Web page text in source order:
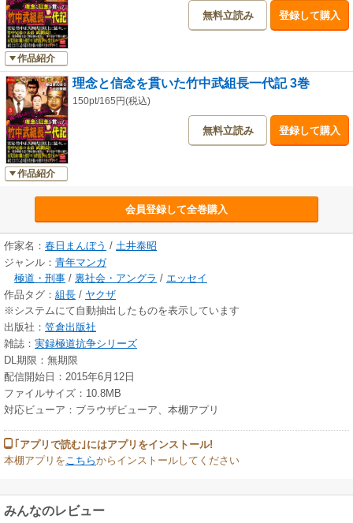
作品紹介
無料立読み 登録して購入
作品紹介
理念と信念を貫いた竹中武組長一代記 3巻
150pt/165円(税込)
無料立読み 登録して購入
会員登録して全巻購入
作家名： 春日まんぼう / 土井泰昭
ジャンル： 青年マンガ
極道・刑事 / 裏社会・アングラ / エッセイ
作品タグ： 組長 / ヤクザ
※システムにて自動抽出したものを表示しています
出版社： 笠倉出版社
雑誌： 実録極道抗争シリーズ
DL期限：無期限
配信開始日：2015年6月12日
ファイルサイズ：10.8MB
対応ビューア：ブラウザビューア、本棚アプリ
｢アプリで読む｣にはアプリをインストール!
本棚アプリを こちらからインストールしてください
みんなのレビュー